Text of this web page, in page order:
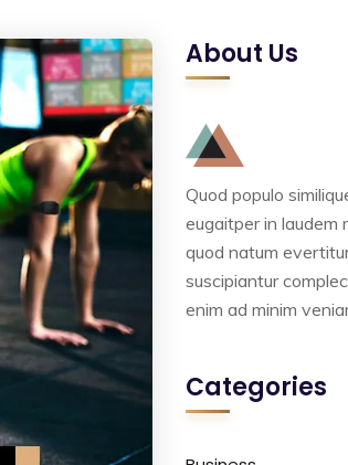
About Us
Quod populo
eugaitper in laudem
quod natum
suscipiantur
enim ad minim
Categories